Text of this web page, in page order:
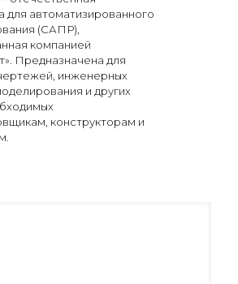
для автоматизированного
(САПР),
компанией
Предназначена для
инженерных
и других
конструкторам и